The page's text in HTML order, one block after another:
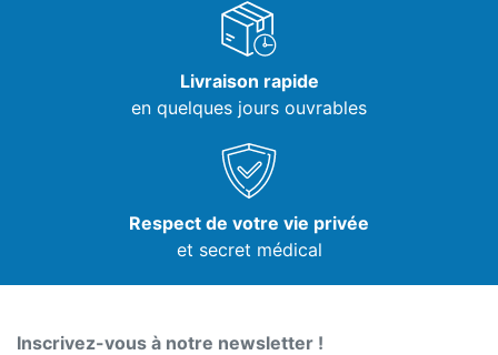
Livraison rapide
en quelques jours ouvrables
Respect de votre vie privée
et secret médical
Inscrivez-vous à notre newsletter !